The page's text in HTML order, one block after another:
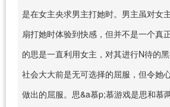
是在女主央求男主打她时。男主虽对女
扇打她时体验到快感，但并不是一个真
的思是一直利用女主，对其进行N待的
社会大大前是无可选择的屈服，但令她
做出的屈服。思&a慕p;慕游戏是思和慕